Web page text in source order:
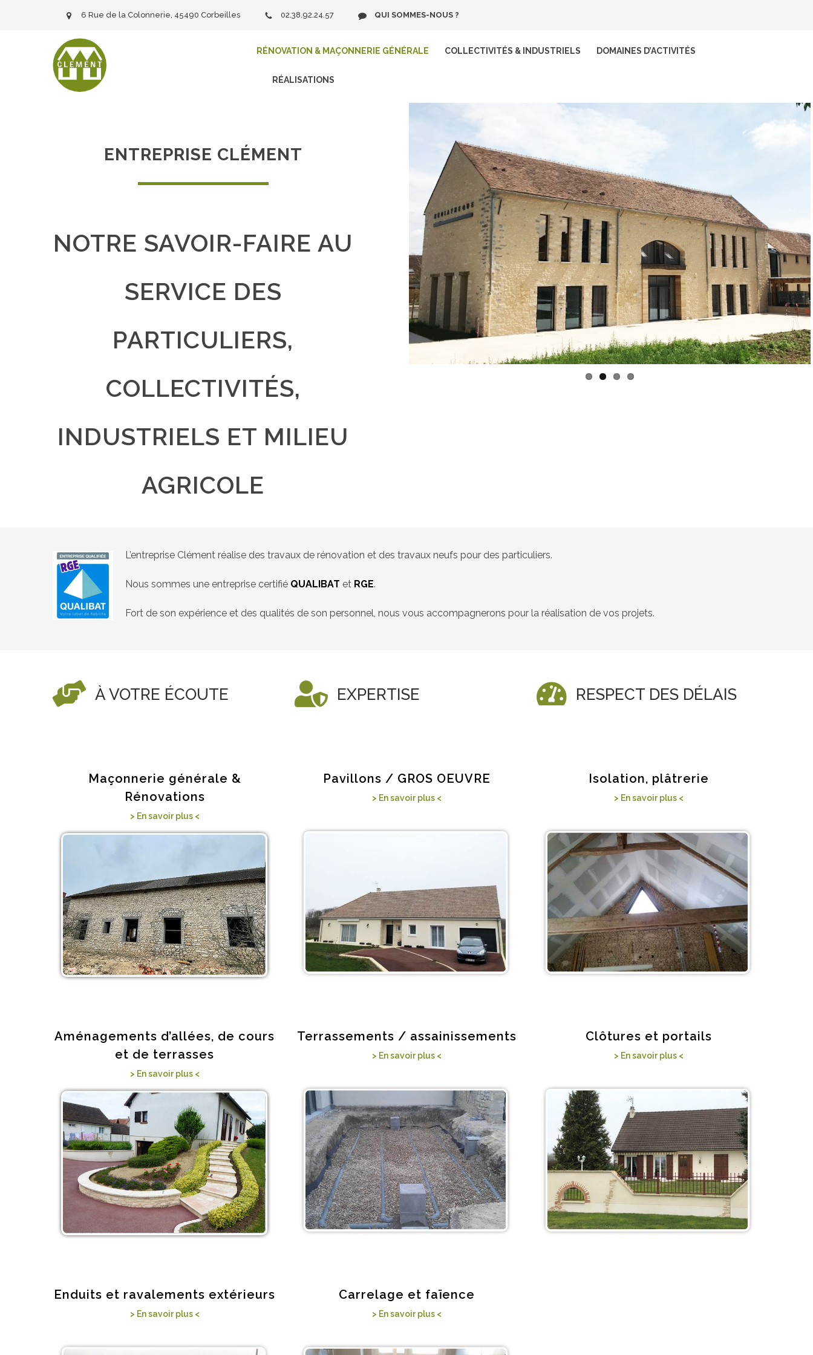
6 Rue de la Colonnerie, 45490 Corbeilles 02.38.92.24.57 QUI SOMMES-NOUS ?
RÉNOVATION & MAÇONNERIE GÉNÉRALE COLLECTIVITÉS & INDUSTRIELS DOMAINES D’ACTIVITÉS
RÉALISATIONS
ENTREPRISE CLÉMENT
NOTRE SAVOIR-FAIRE AU
SERVICE DES
PARTICULIERS,
COLLECTIVITÉS,
INDUSTRIELS ET MILIEU
AGRICOLE
L’entreprise Clément réalise des travaux de rénovation et des travaux neufs pour des particuliers.
Nous sommes une entreprise certifié QUALIBAT et RGE.
Fort de son expérience et des qualités de son personnel, nous vous accompagnerons pour la réalisation de vos projets.
À VOTRE ÉCOUTE EXPERTISE RESPECT DES DÉLAIS
Maçonnerie générale &
Rénovations
> En savoir plus <
Pavillons / GROS OEUVRE
> En savoir plus <
Isolation, plâtrerie
> En savoir plus <
Aménagements d’allées, de cours
et de terrasses
> En savoir plus <
Terrassements / assainissements
> En savoir plus <
Clôtures et portails
> En savoir plus <
Enduits et ravalements extérieurs
> En savoir plus <
Carrelage et faïence
> En savoir plus <